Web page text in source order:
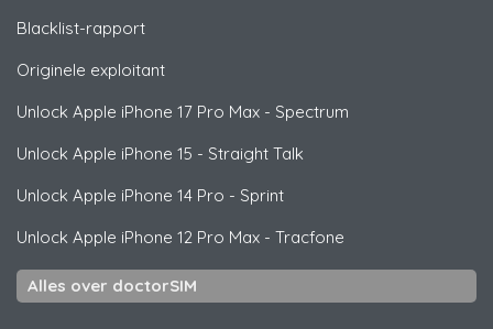
Blacklist-rapport
Originele exploitant
Unlock Apple iPhone 17 Pro Max - Spectrum
Unlock Apple iPhone 15 - Straight Talk
Unlock Apple iPhone 14 Pro - Sprint
Unlock Apple iPhone 12 Pro Max - Tracfone
Alles over doctorSIM